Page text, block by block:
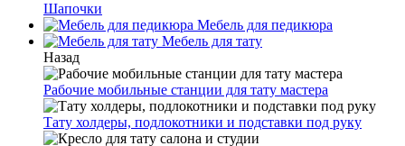
Шапочки
Мебель для педикюра
Мебель для тату
Назад
Рабочие мобильные станции для тату мастера
Тату холдеры, подлокотники и подставки под руку